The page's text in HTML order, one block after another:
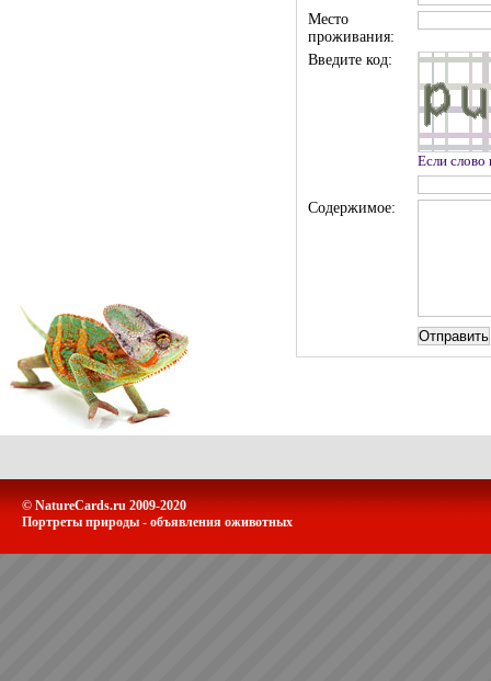
Место
проживания:
Введите код:
Если
Содержимое:
© NatureCards.ru 2009-2020
Портреты природы - объявления оживотных